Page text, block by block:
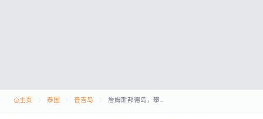
主页 泰国 普吉岛 詹姆斯邦德岛，攀牙湾，宏岛及凯岛一日游